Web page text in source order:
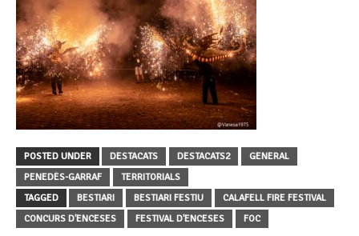
POSTED UNDER DESTACATS DESTACATS2
GENERAL
PENEDÈS-GARRAF
TERRITORIALS
TAGGED
BESTIARI BESTIARI FESTIU
CALAFELL FIRE FESTIVAL
CONCURS D'ENCESES
FESTIVAL D'ENCESES FOC